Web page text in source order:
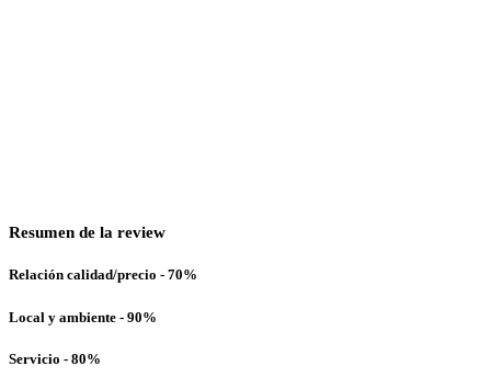
Resumen de la review
Relación calidad/precio - 70%
Local y ambiente - 90%
Servicio - 80%